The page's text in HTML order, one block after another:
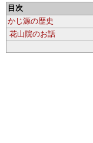
目次
かじ源の歴史
花山院のお話